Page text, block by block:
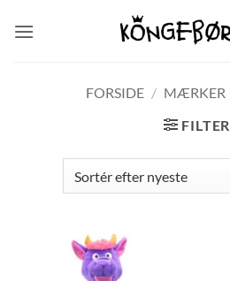
FORSIDE / MÆRKER
FILTER